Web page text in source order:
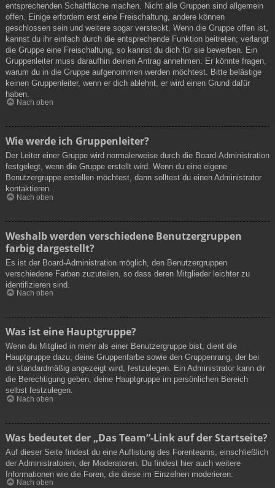
entsprechenden Schaltfläche machen. Nicht alle Gruppen sind allgemein
offen. Einige erfordern erst eine Freischaltung, andere können
geschlossen sein und weitere sogar versteckt. Wenn die Gruppe offen ist,
kannst du ihr einfach durch die entsprechende Funktion beitreten; verlangt
die Gruppe eine Freischaltung, so kannst du dich für sie bewerben. Ein
Gruppenleiter muss daraufhin deinen Antrag annehmen. Er könnte fragen,
warum du in die Gruppe aufgenommen werden möchtest. Bitte belästige
keinen Gruppenleiter, wenn er dich ablehnt, er wird einen Grund dafür
haben.
Nach oben
Wie werde ich Gruppenleiter?
Der Leiter einer Gruppe wird normalerweise durch die Board-Administration
festgelegt, wenn die Gruppe erstellt wird. Wenn du eine eigene
Benutzergruppe erstellen möchtest, dann solltest du einen Administrator
kontaktieren.
Nach oben
Weshalb werden verschiedene Benutzergruppen
farbig dargestellt?
Es ist der Board-Administration möglich, den Benutzergruppen
verschiedene Farben zuzuteilen, so dass deren Mitglieder leichter zu
identifizieren sind.
Nach oben
Was ist eine Hauptgruppe?
Wenn du Mitglied in mehr als einer Benutzergruppe bist, dient die
Hauptgruppe dazu, deine Gruppenfarbe sowie den Gruppenrang, der bei
dir standardmäßig angezeigt wird, festzulegen. Ein Administrator kann dir
die Berechtigung geben, deine Hauptgruppe im persönlichen Bereich
selbst festzulegen.
Nach oben
Was bedeutet der „Das Team“-Link auf der Startseite?
Auf dieser Seite findest du eine Auflistung des Forenteams, einschließlich
der Administratoren, der Moderatoren. Du findest hier auch weitere
Informationen wie die Foren, die diese im Einzelnen moderieren.
Nach oben